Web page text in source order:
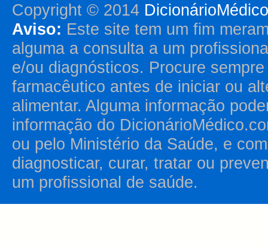
Copyright © 2014
Aviso: Este site tem um fim
alguma a consulta a um
e/ou diagnósticos. Procure
farmacêutico antes de iniciar ou
alimentar. Alguma informação
informação do
ou pelo Ministério da Saúde, e
diagnosticar, curar, tratar ou
um profissional de saúde.